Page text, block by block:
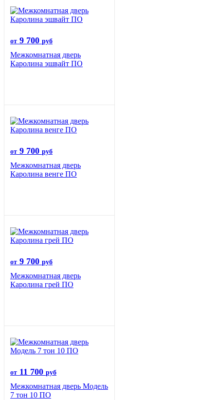
от 9 700 руб
Межкомнатная дверь
Каролина эшвайт ПО
от 9 700 руб
Межкомнатная дверь
Каролина венге ПО
от 9 700 руб
Межкомнатная дверь
Каролина грей ПО
от 11 700 руб
Межкомнатная дверь Модель
7 тон 10 ПО